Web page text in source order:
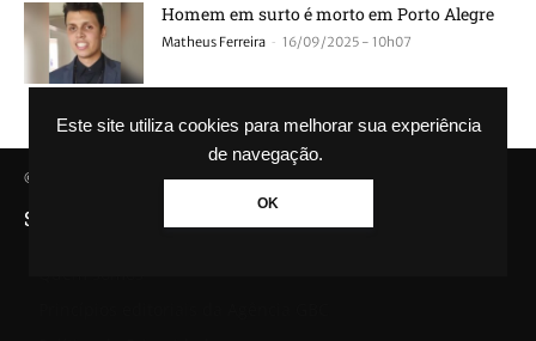
Este site utiliza cookies para melhorar sua experiência
de navegação.
OK
Homem em surto é morto em Porto Alegre
Matheus Ferreira - 16/09/2025 - 10h07
© Agência GBC. Aqui tem notícia. Todos os direitos reservados.
SAIBA MAIS SOBRE A AGÊNCIA GBC